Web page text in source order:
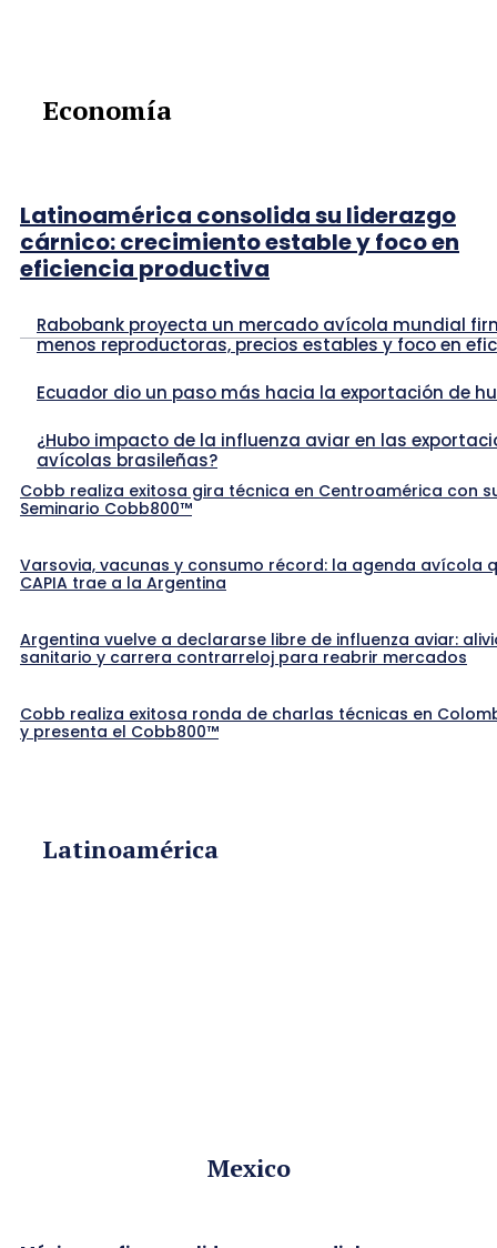
Economía
Latinoamérica consolida su liderazgo
cárnico: crecimiento estable y foco en
eficiencia productiva
Rabobank proyecta un mercado avícola mundial
menos reproductoras, precios estables y foco en
Ecuador dio un paso más hacia la exportación de
¿Hubo impacto de la influenza aviar en las
avícolas brasileñas?
Cobb realiza exitosa gira técnica en Centroamérica con
Seminario Cobb800™
Varsovia, vacunas y consumo récord: la agenda avícola
CAPIA trae a la Argentina
Argentina vuelve a declararse libre de influenza aviar:
sanitario y carrera contrarreloj para reabrir mercados
Cobb realiza exitosa ronda de charlas técnicas en
y presenta el Cobb800™
Latinoamérica
Mexico